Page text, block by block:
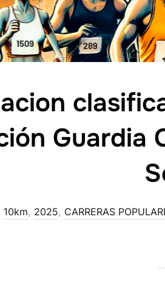
Guardia
10km, 2025, CARRERAS